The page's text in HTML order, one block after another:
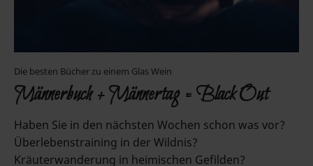
Die besten Bücher zu einem Glas Wein
Männerbuch + Männertag = Black Out
Haben Sie in den nächsten Wochen schon was vor?
Überlebenstraining in der Wildnis?
Kräuterwanderung in heimischen Gefilden?